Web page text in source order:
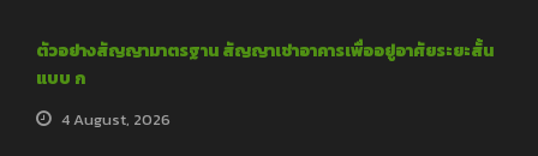
ตัวอย่างสัญญามาตรฐาน สัญญาเช่าอาคารเพื่ออยู่อาศัยระยะสั้น
แบบ ก
4 August, 2026